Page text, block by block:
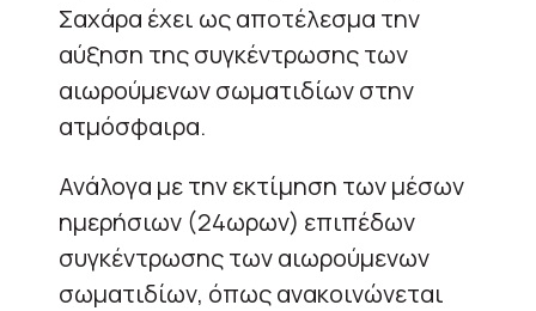
Σαχάρα έχει ως αποτέλεσμα την
αύξηση της συγκέντρωσης των
αιωρούμενων σωματιδίων στην
ατμόσφαιρα.
Ανάλογα με την εκτίμηση των μέσων
ημερήσιων (24ωρων) επιπέδων
συγκέντρωσης των αιωρούμενων
σωματιδίων, όπως ανακοινώνεται